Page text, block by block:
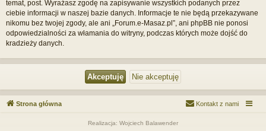
temat, post. Wyrażasz zgodę na zapisywanie wszystkich podanych przez
ciebie informacji w naszej bazie danych. Informacje te nie będą przekazywane
nikomu bez twojej zgody, ale ani „Forum.e-Masaz.pl”, ani phpBB nie ponosi
odpowiedzialności za włamania do witryny, podczas których może dojść do
kradzieży danych.
Strona główna Kontakt z nami
Realizacja: Wojciech Balawender